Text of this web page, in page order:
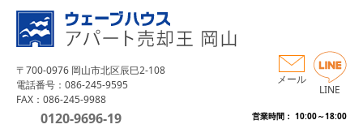
〒700-0976 岡山市北区辰巳2-108
電話番号：086-245-9595
FAX：086-245-9988
0120-9696-19 営業時間： 10:00～18:00
メール
LINE